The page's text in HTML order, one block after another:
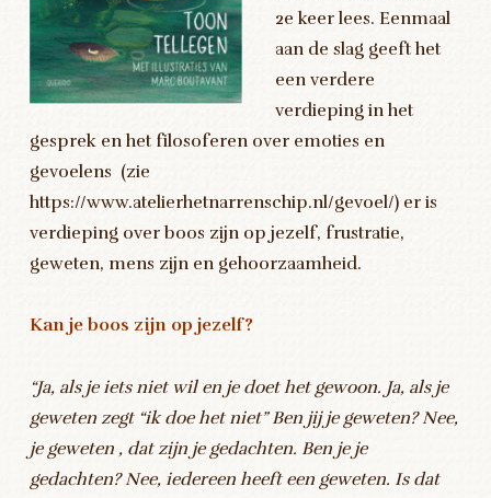
2e keer lees. Eenmaal
aan de slag geeft het
een verdere
verdieping in het
gesprek en het filosoferen over emoties en
gevoelens (zie
https://www.atelierhetnarrenschip.nl/gevoel/) er is
verdieping over boos zijn op jezelf, frustratie,
geweten, mens zijn en gehoorzaamheid.
Kan je boos zijn op jezelf?
“Ja, als je iets niet wil en je doet het gewoon. Ja, als je
geweten zegt “ik doe het niet” Ben jij je geweten? Nee,
je geweten , dat zijn je gedachten. Ben je je
gedachten? Nee, iedereen heeft een geweten. Is dat